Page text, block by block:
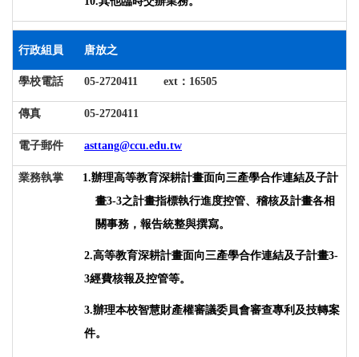
行政組員 唐放之
學校電話 05-2720411 ext ： 16505
傳真 05-2720411
電子郵件 asttang@ccu.edu.tw
業務執掌 1.辦理高等教育深耕計畫面向三產學合作連結及子計
畫3-3之計畫指標執行進度控管、稽核及計畫各相
關事務，報告統整與撰寫。
2.高等教育深耕計畫面向三產學合作連結及子計畫3-
3經費核報及控管等。
3.辦理本校智慧財產權審議委員會審查專利及技轉案
件。